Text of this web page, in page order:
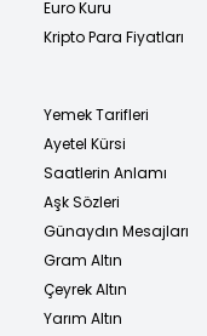
Euro Kuru
Kripto Para Fiyatları
Yemek Tarifleri
Ayetel Kürsi
Saatlerin Anlamı
Aşk Sözleri
Günaydın Mesajları
Gram Altın
Çeyrek Altın
Yarım Altın